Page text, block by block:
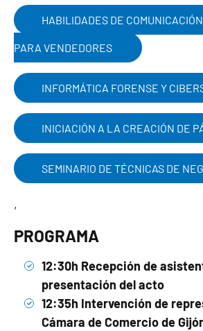
HABILIDADES DE
PARA VENDEDORES
INFORMÁTICA FORENSE Y
INICIACIÓN A LA CREACIÓN DE
SEMINARIO DE TÉCNICAS DE
,
PROGRAMA
12:30h Recepción de
presentación del acto
12:35h Intervención de
Cámara de Comercio de